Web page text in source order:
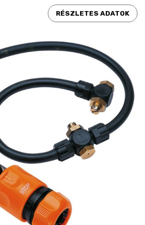
RÉSZLETES ADATOK